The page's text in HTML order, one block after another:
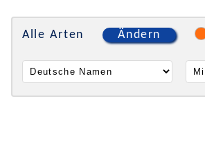
Alle Arten Ändern